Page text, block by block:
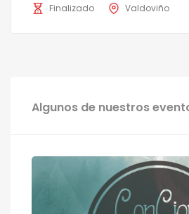
Finalizado Valdoviño
Algunos de nuestros